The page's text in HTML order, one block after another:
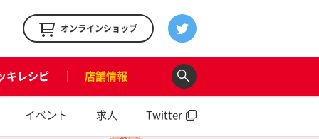
オンラインショップ
キレシピ 店舗情報
イベント 求人 Twitter